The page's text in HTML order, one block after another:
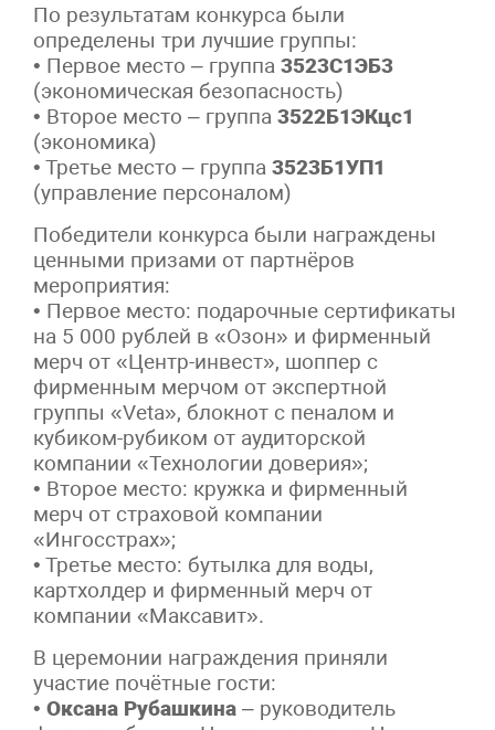
По результатам конкурса были
определены три лучшие группы:
• Первое место – группа 3523С1ЭБ3
(экономическая безопасность)
• Второе место – группа 3522Б1ЭКцс1
(экономика)
• Третье место – группа 3523Б1УП1
(управление персоналом)
Победители конкурса были награждены
ценными призами от партнёров
мероприятия:
• Первое место: подарочные сертификаты
на 5 000 рублей в «Озон» и фирменный
мерч от «Центр-инвест», шоппер с
фирменным мерчом от экспертной
группы «Veta», блокнот с пеналом и
кубиком-рубиком от аудиторской
компании «Технологии доверия»;
• Второе место: кружка и фирменный
мерч от страховой компании
«Ингосстрах»;
• Третье место: бутылка для воды,
картхолдер и фирменный мерч от
компании «Максавит».
В церемонии награждения приняли
участие почётные гости:
• Оксана Рубашкина – руководитель